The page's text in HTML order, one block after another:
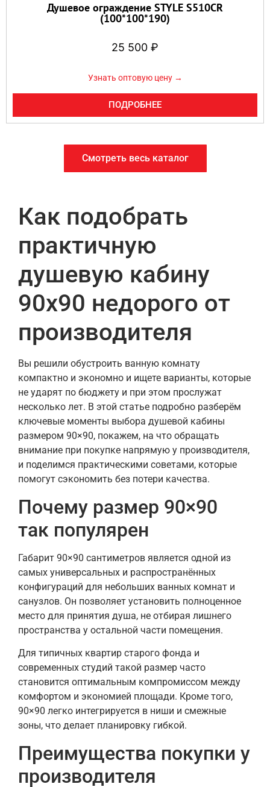
Душевое ограждение STYLE S510CR
(100*100*190)
25 500 ₽
Узнать оптовую цену →
ПОДРОБНЕЕ
Смотреть весь каталог
Как подобрать
практичную
душевую кабину
90х90 недорого от
производителя
Вы решили обустроить ванную комнату
компактно и экономно и ищете варианты, которые
не ударят по бюджету и при этом прослужат
несколько лет. В этой статье подробно разберём
ключевые моменты выбора душевой кабины
размером 90×90, покажем, на что обращать
внимание при покупке напрямую у производителя,
и поделимся практическими советами, которые
помогут сэкономить без потери качества.
Почему размер 90×90
так популярен
Габарит 90×90 сантиметров является одной из
самых универсальных и распространённых
конфигураций для небольших ванных комнат и
санузлов. Он позволяет установить полноценное
место для принятия душа, не отбирая лишнего
пространства у остальной части помещения.
Для типичных квартир старого фонда и
современных студий такой размер часто
становится оптимальным компромиссом между
комфортом и экономией площади. Кроме того,
90×90 легко интегрируется в ниши и смежные
зоны, что делает планировку гибкой.
Преимущества покупки у
производителя